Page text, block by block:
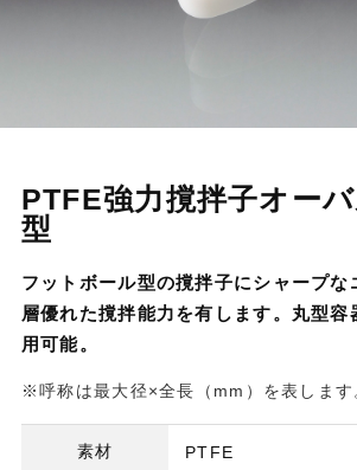
PTFE強力撹拌子オー
型
フットボール型の撹拌子にシャープな
層優れた撹拌能力を有します。丸型容
用可能。
※呼称は最大径×全長（mm）を表します
素材 PTFE